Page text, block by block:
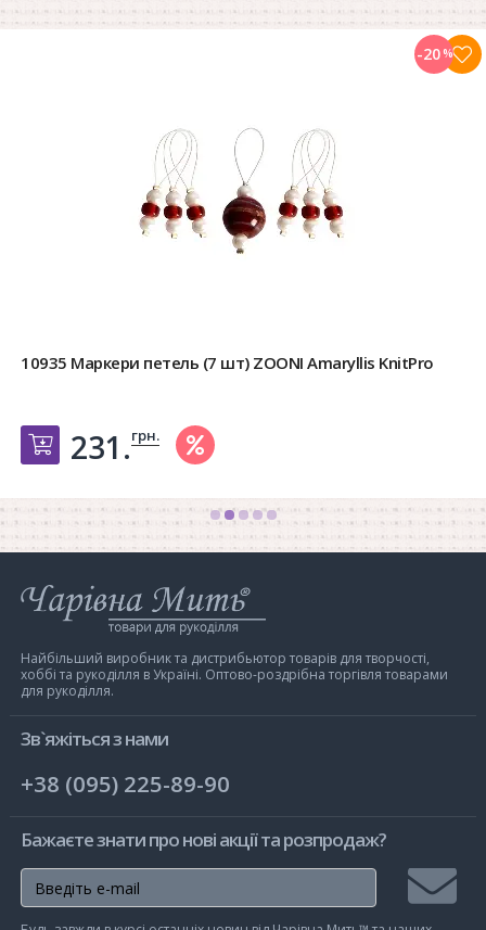
10935 Маркери петель (7 шт) ZOONI Amaryllis KnitPro
Добавить в корзину
231.грн.
-20%
Інтернет-
магазин
Мить
Найбільший виробник та дистрибьютор товарів для творчості,
хоббі та рукоділля в Україні. Оптово-роздрібна торгівля товарами
для рукоділля.
Зв`яжіться з нами
+38 (095) 225-89-90
Бажаєте знати про нові акції та розпродаж?